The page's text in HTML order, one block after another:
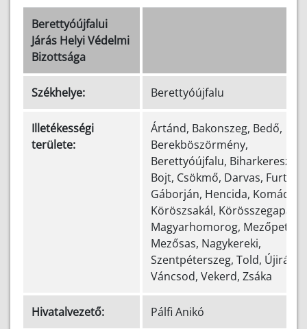
Berettyóújfalui
Járás Helyi Védelmi
Bizottsága
Székhelye: Berettyóújfalu
Illetékességi
területe:
Ártánd, Bakonszeg, Bedő,
Berekböszörmény,
Berettyóújfalu,
Bojt, Csökmő, Darvas, Furta,
Gáborján, Hencida, Komádi,
Köröszsakál, Körösszegapáti,
Magyarhomorog,
Mezősas, Nagykereki,
Szentpéterszeg, Told, Újiráz,
Váncsod, Vekerd, Zsáka
Hivatalvezető: Pálfi Anikó